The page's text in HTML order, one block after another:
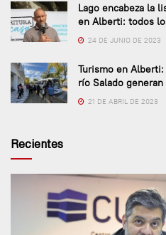
Lago encabeza la
en Alberti: todos
24 DE JUNIO DE 2023
Turismo en
río Salado
21 DE ABRIL DE 2023
Recientes